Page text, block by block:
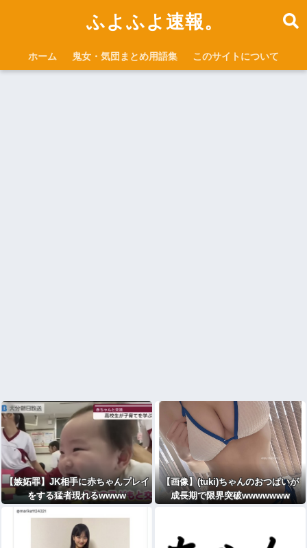
ふよふよ速報。
ホーム 鬼女・気団まとめ用語集 このサイトについて
【嫉妬罪】JK相手に赤ちゃんプレイ
をする猛者現れるwwww
【画像】(tuki)ちゃんのおつぱいが
成長期で限界突破wwwwwww